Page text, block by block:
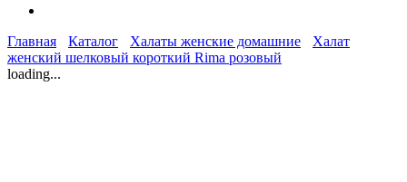
Главная Каталог Халаты женские домашние
Халат
женский шелковый короткий Rima розовый
loading...